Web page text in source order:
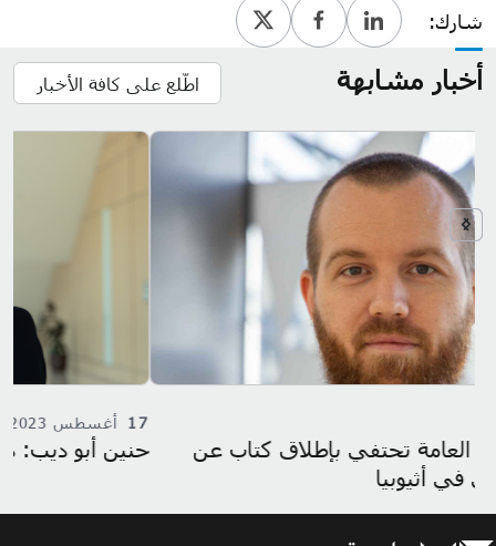
شارك:
أخبار مشابهة اطّلع على كافة الأخبار
حنين أبو ديب: دفعة 23 – 24 كلية السياسات العامة